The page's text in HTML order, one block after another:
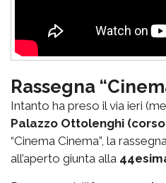
Rassegna
Intanto ha preso il via ieri
Palazzo Ottolenghi (corso
“Cinema Cinema”, la
all’aperto giunta alla